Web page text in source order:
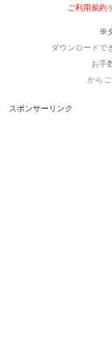
ご利用規約
※
ダウンロードで
お手
から
スポンサーリンク